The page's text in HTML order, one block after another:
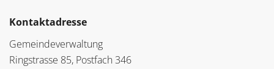
Kontaktadresse
Gemeindeverwaltung
Ringstrasse 85, Postfach 346